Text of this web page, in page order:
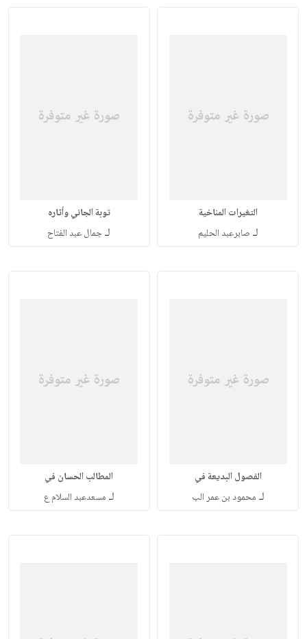
التغيرات المناخية
لـ صابرعبد الحليم
توبة الجاني وأثاره
لـجمال عبد الفتاح
الفصول البديعة في
لـ محمود بن عمر الب
المطالب الحسان في
لـ مسعدعبد السلام ع